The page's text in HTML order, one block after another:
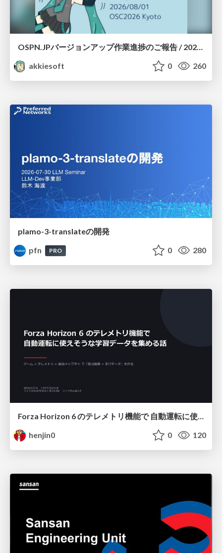
OSPN.JPバージョンアップ作業進捗のご報告 / 20260801-osc26kyoto
akkiesoft
0 260
plamo-3-translateの開発
pfn
PRO 0 280
henjin0
0 120